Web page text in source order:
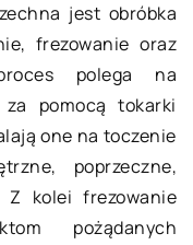
jest obróbka
frezowanie oraz
polega na
pomocą tokarki
one na toczenie
poprzeczne,
Z kolei frezowanie
pożądanych